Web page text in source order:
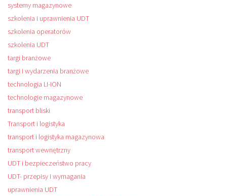
systemy magazynowe
szkolenia i uprawnienia UDT
szkolenia operatorów
szkolenia UDT
targi branżowe
targi i wydarzenia branżowe
technologia LI-ION
technologie magazynowe
transport bliski
Transport i logistyka
transport i logistyka magazynowa
transport wewnętrzny
UDT i bezpieczeństwo pracy
UDT- przepisy i wymagania
uprawnienia UDT